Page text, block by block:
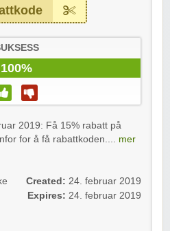
100%
2019: Få 15% rabatt på
for å få rabattkoden.... mer
Created: 24. februar 2019
Expires: 24. februar 2019